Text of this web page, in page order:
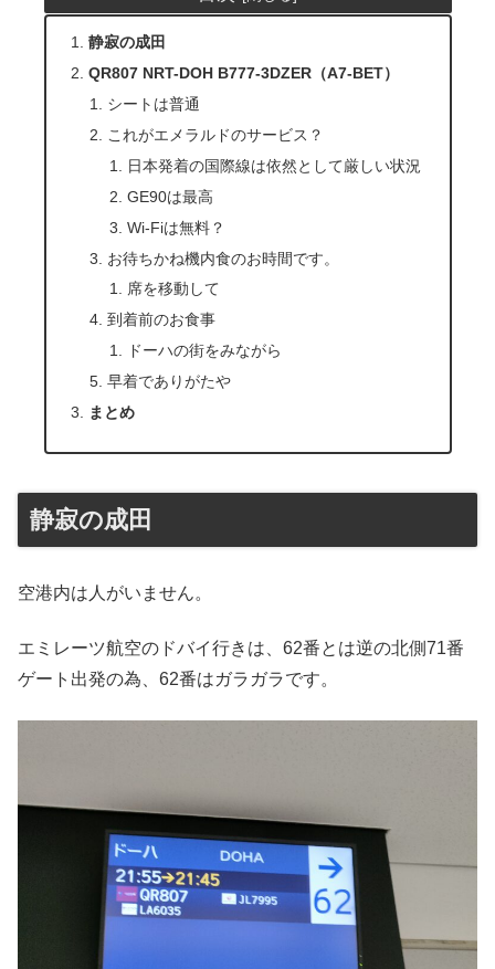
静寂の成田
QR807 NRT-DOH B777-3DZER（A7-BET）
シートは普通
これがエメラルドのサービス？
日本発着の国際線は依然として厳しい状況
GE90は最高
Wi-Fiは無料？
お待ちかね機内食のお時間です。
席を移動して
到着前のお食事
ドーハの街をみながら
早着でありがたや
まとめ
静寂の成田
空港内は人がいません。
エミレーツ航空のドバイ行きは、62番とは逆の北側71番
ゲート出発の為、62番はガラガラです。